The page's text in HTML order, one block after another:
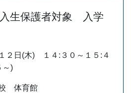
生保護者対象 入学
２日(木) １４:３０～１５:４
)
体育館